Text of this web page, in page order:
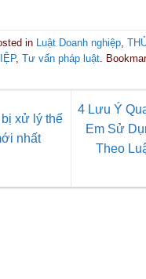
in Luật Doanh nghiệp ,
,Tư vấn pháp luật .
bị xử lý thế
nhất
4 Lưu Ý
Em Sử
Theo